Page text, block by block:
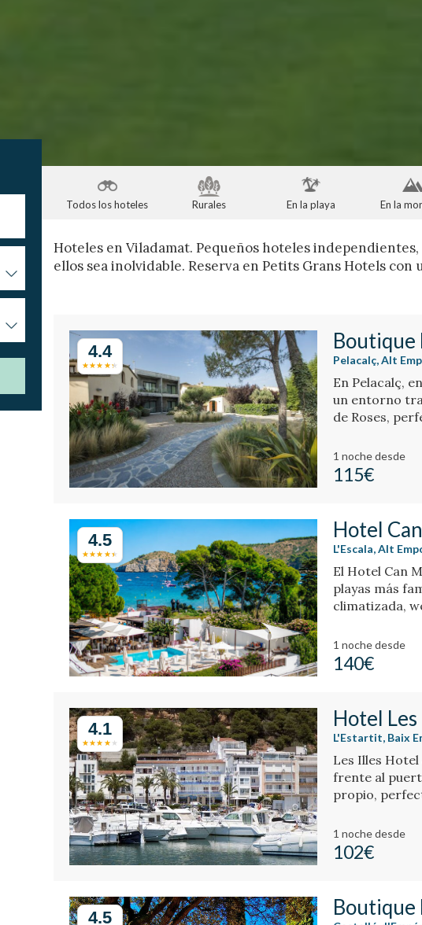
Todos los hoteles Rurales En la playa En la
Hoteles en Viladamat. Pequeños hoteles
ellos sea inolvidable. Reserva en Petits Grans Hotels con
4.4 Boutique
Pelacalç, Alt
En Pelacalç,
un entorno
de Roses,
1 nochedesde
115€
4.5 Hotel
L'Escala, Alt
El Hotel Can
playas más
1 nochedesde
140€
4.1 Hotel
L'Estartit, Baix
Les Illes Hotel
frente al
propio,
1 nochedesde
102€
4.5 Boutique